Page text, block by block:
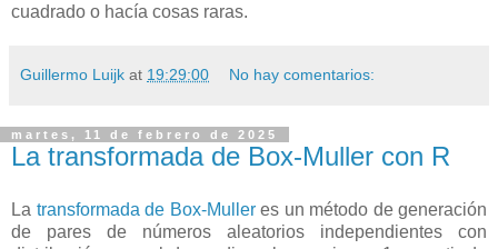
cuadrado o hacía cosas raras.
Guillermo Luijk at 19:29:00 No hay comentarios:
martes, 11 de febrero de 2025
La transformada de Box-Muller con R
La transformada de Box-Mulleres un método de generación
de pares de números aleatorios independientes con